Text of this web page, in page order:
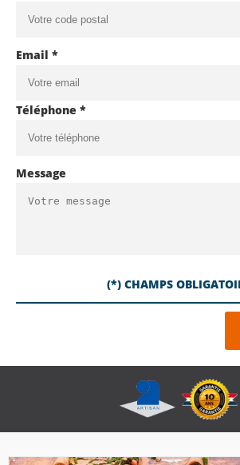
Email *
Téléphone *
Message
(*) CHAMPS